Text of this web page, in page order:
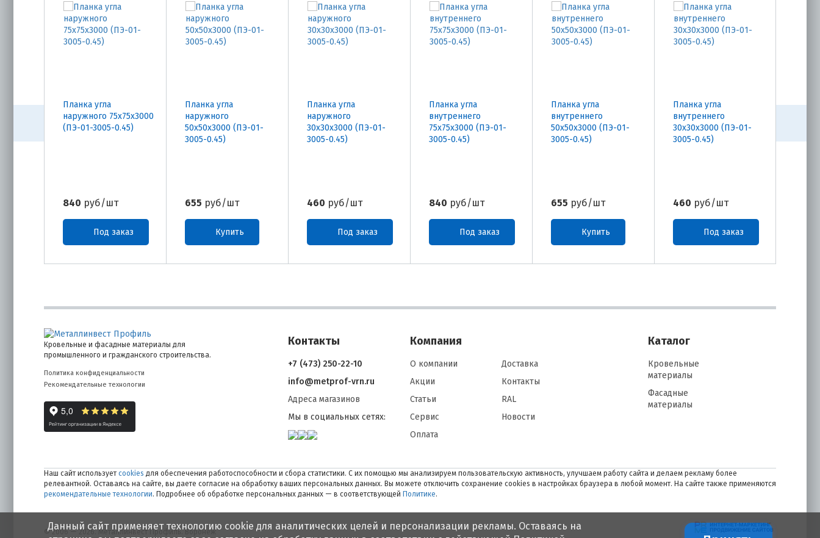
Планка угла
наружного 75х75х3000
(ПЭ-01-3005-0.45)
840 руб/шт
Под заказ
Планка угла
наружного
50х50х3000 (ПЭ-01-
3005-0.45)
655 руб/шт
Купить
Планка угла
наружного
30х30х3000 (ПЭ-01-
3005-0.45)
460 руб/шт
Под заказ
Планка угла
внутреннего
75х75х3000 (ПЭ-01-
3005-0.45)
840 руб/шт
Под заказ
Планка угла
внутреннего
50х50х3000 (ПЭ-01-
3005-0.45)
655 руб/шт
Купить
Планка угла
внутреннего
30х30х3000 (ПЭ-01-
3005-0.45)
460 руб/шт
Под заказ
Кровельные и фасадные материалы для
промышленного и гражданского строительства.
Политика конфиденциальности
Рекомендательные технологии
Контакты
+7 (473) 250-22-10
info@metprof-vrn.ru
Адреса магазинов
Мы в социальных сетях:
Компания
О компании
Акции
Статьи
Сервис
Оплата
Доставка
Контакты
RAL
Новости
Каталог
Кровельные
материалы
Фасадные
материалы
Наш сайт использует cookies для обеспечения работоспособности и сбора статистики. С их помощью мы анализируем пользовательскую активность, улучшаем работу сайта и делаем рекламу более
релевантной. Оставаясь на сайте, вы даете согласие на обработку ваших персональных данных. Вы можете отключить сохранение cookies в настройках браузера в любой момент. На сайте также применяются
рекомендательные технологии. Подробнее об обработке персональных данных — в соответствующей Политике.
© 2006 — 2026. Металлинвест Профиль. Воронеж
Данный сайт применяет технологию cookie для аналитических целей и персонализации рекламы. Оставаясь на